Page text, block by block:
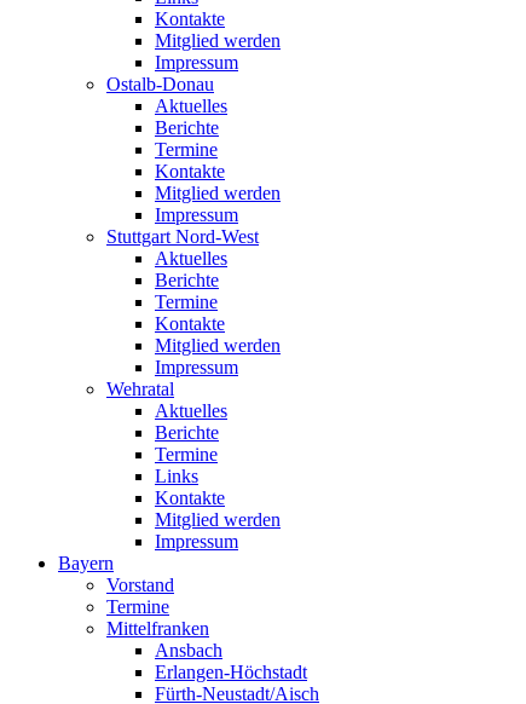
Kontakte
Mitglied werden
Impressum
Ostalb-Donau
Aktuelles
Berichte
Termine
Kontakte
Mitglied werden
Impressum
Stuttgart Nord-West
Aktuelles
Berichte
Termine
Kontakte
Mitglied werden
Impressum
Wehratal
Aktuelles
Berichte
Termine
Links
Kontakte
Mitglied werden
Impressum
Bayern
Vorstand
Termine
Mittelfranken
Ansbach
Erlangen-Höchstadt
Fürth-Neustadt/Aisch